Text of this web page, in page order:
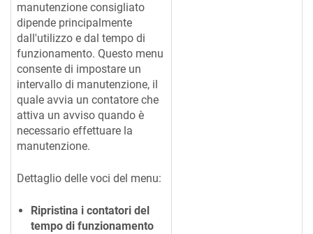
manutenzione consigliato
dipende principalmente
dall'utilizzo e dal tempo di
funzionamento. Questo menu
consente di impostare un
intervallo di manutenzione, il
quale avvia un contatore che
attiva un avviso quando è
necessario effettuare la
manutenzione.
Dettaglio delle voci del menu:
Ripristina i contatori del
tempo di funzionamento